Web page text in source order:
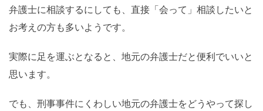
弁護士に相談するにしても、直接「会って」相談したいと
お考えの方も多いようです。
実際に足を運ぶとなると、地元の弁護士だと便利でいいと
思います。
でも、刑事事件にくわしい地元の弁護士をどうやって探し